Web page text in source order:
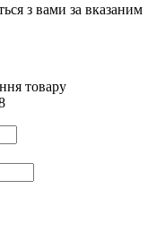
з вами за вказаним
товару